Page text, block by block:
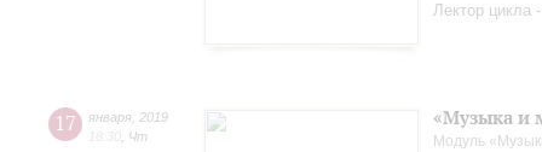
Лектор цикла
17 января 2019
18:30 Чт
«Музыка и
Модуль